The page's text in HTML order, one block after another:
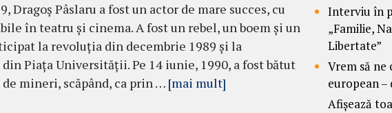
Dragoş Pâslaru a fost un actor de mare succes, cu
în teatru şi cinema. A fost un rebel, un boem şi un
la revoluţia din decembrie 1989 şi la
Piaţa Universităţii. Pe 14 iu­nie, 1990, a fost bătut
mineri, scă­pând, ca prin … [mai mult]
Interviu în
„Familie,
Libertate”
Vrem să
european
Afișează